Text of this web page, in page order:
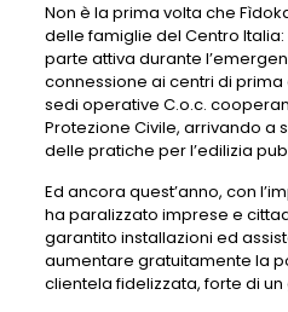
Non è la prima volta che
delle famiglie del Centro Italia:
parte attiva durante
connessione ai centri di
sedi operative C.o.c.
Protezione Civile, arrivando a
delle pratiche per l’edilizia
Ed ancora quest’anno, con
ha paralizzato imprese e
garantito installazioni ed
aumentare gratuitamente la
clientela fidelizzata, forte di